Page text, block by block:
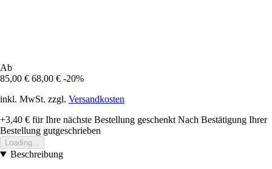
Ab
85,00 € 68,00 € -20%
inkl. MwSt. zzgl. Versandkosten
+3,40 € für Ihre nächste Bestellung geschenkt Nach Bestätigung Ihrer
Bestellung gutgeschrieben
Loading...
Beschreibung